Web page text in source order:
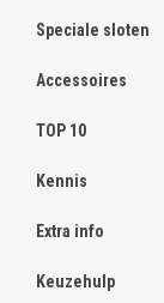
Speciale sloten
Accessoires
TOP 10
Kennis
Extra info
Keuzehulp